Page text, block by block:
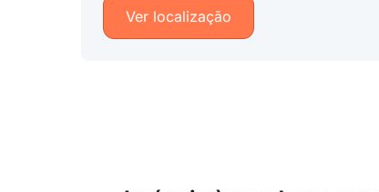
Ver localização